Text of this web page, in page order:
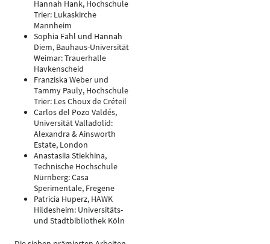
Hannah Hank, Hochschule
Trier: Lukaskirche
Mannheim
Sophia Fahl und Hannah
Diem, Bauhaus-Universität
Weimar: Trauerhalle
Havkenscheid
Franziska Weber und
Tammy Pauly, Hochschule
Trier: Les Choux de Créteil
Carlos del Pozo Valdés,
Universität Valladolid:
Alexandra & Ainsworth
Estate, London
Anastasiia Stiekhina,
Technische Hochschule
Nürnberg: Casa
Sperimentale, Fregene
Patricia Huperz, HAWK
Hildesheim: Universitäts-
und Stadtbibliothek Köln